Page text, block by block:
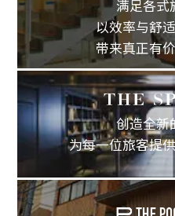
满足各式
以效率与舒
带来真正有
创造全新
为每一位旅客提